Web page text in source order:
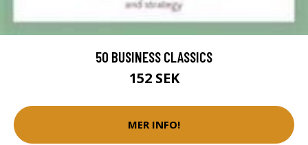
50 BUSINESS CLASSICS
152 SEK
MER INFO!